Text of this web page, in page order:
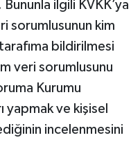
Bununla ilgili KVKK’ya
sorumlusunun kim
bildirilmesi
veri sorumlusunu
Kurumu
yapmak ve kişisel
incelenmesini